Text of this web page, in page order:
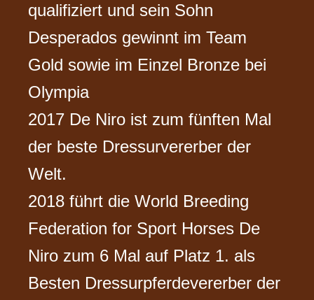
qualifiziert und sein Sohn
Desperados gewinnt im Team
Gold sowie im Einzel Bronze bei
Olympia
2017 De Niro ist zum fünften Mal
der beste Dressurvererber der
Welt.
2018 führt die World Breeding
Federation for Sport Horses De
Niro zum 6 Mal auf Platz 1. als
Besten Dressurpferdevererber der